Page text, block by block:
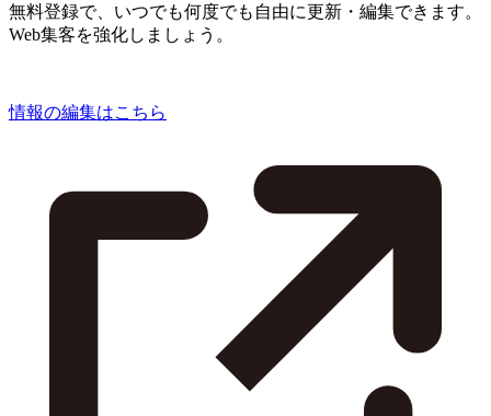
無料登録で、いつでも何度でも自由に更新・編集できます。
Web集客を強化しましょう。
情報の編集はこちら